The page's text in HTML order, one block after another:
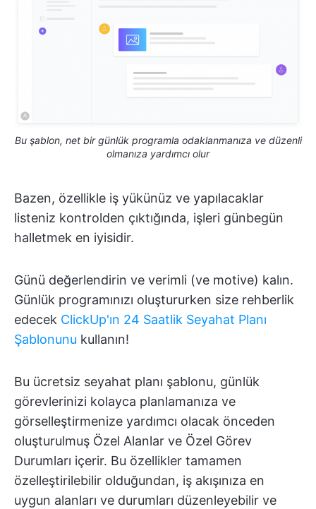
Bu şablon, net bir günlük programla odaklanmanıza ve düzenli
olmanıza yardımcı olur
Bazen, özellikle iş yükünüz ve yapılacaklar
listeniz kontrolden çıktığında, işleri günbegün
halletmek en iyisidir.
Günü değerlendirin ve verimli (ve motive) kalın.
Günlük programınızı oluştururken size rehberlik
edecek ClickUp'ın 24 Saatlik Seyahat Planı
Şablonunu kullanın!
Bu ücretsiz seyahat planı şablonu, günlük
görevlerinizi kolayca planlamanıza ve
görselleştirmenize yardımcı olacak önceden
oluşturulmuş Özel Alanlar ve Özel Görev
Durumları içerir. Bu özellikler tamamen
özelleştirilebilir olduğundan, iş akışınıza en
uygun alanları ve durumları düzenleyebilir ve